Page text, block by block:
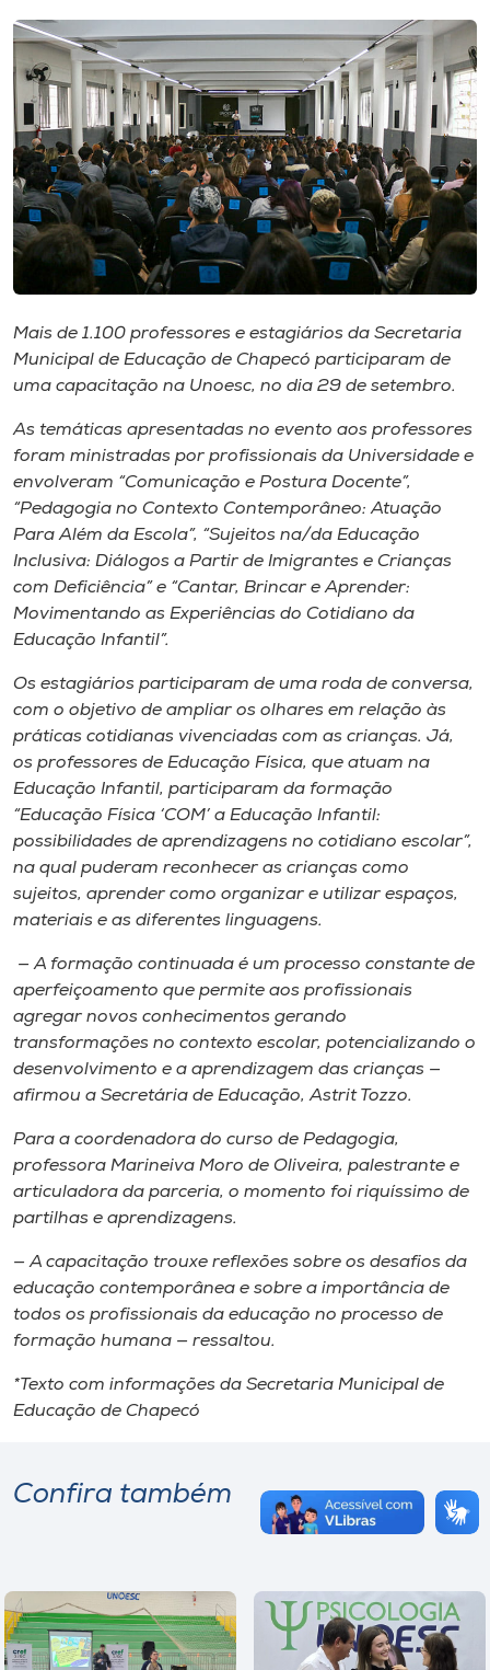
Biblioteca
Editora
Rádio
Museu
Unoesc
o idioma
Mais de 1.100 professores e estagiários da Secretaria
Municipal de Educação de Chapecó participaram de
uma capacitação na Unoesc, no dia 29 de setembro.
As temáticas apresentadas no evento aos professores
foram ministradas por profissionais da Universidade e
envolveram “Comunicação e Postura Docente”,
“Pedagogia no Contexto Contemporâneo: Atuação
Para Além da Escola”, “Sujeitos na/da Educação
Inclusiva: Diálogos a Partir de Imigrantes e Crianças
com Deficiência” e “Cantar, Brincar e Aprender:
Movimentando as Experiências do Cotidiano da
Educação Infantil”.
Os estagiários participaram de uma roda de conversa,
com o objetivo de ampliar os olhares em relação às
práticas cotidianas vivenciadas com as crianças. Já,
os professores de Educação Física, que atuam na
Educação Infantil, participaram da formação
“Educação Física ‘COM’ a Educação Infantil:
possibilidades de aprendizagens no cotidiano escolar”,
na qual puderam reconhecer as crianças como
sujeitos, aprender como organizar e utilizar espaços,
materiais e as diferentes linguagens.
— A formação continuada é um processo constante de
aperfeiçoamento que permite aos profissionais
agregar novos conhecimentos gerando
transformações no contexto escolar, potencializando o
desenvolvimento e a aprendizagem das crianças —
afirmou a Secretária de Educação, Astrit Tozzo.
Para a coordenadora do curso de Pedagogia,
professora Marineiva Moro de Oliveira, palestrante e
articuladora da parceria, o momento foi riquíssimo de
partilhas e aprendizagens.
— A capacitação trouxe reflexões sobre os desafios da
educação contemporânea e sobre a importância de
todos os profissionais da educação no processo de
formação humana — ressaltou.
*Texto com informações da Secretaria Municipal de
Educação de Chapecó
Confira também